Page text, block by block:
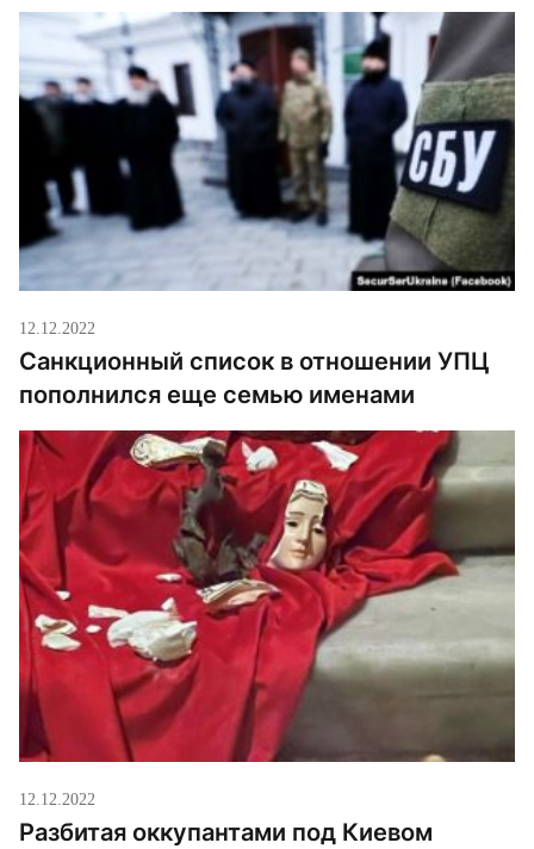
12.12.2022
Санкционный список в отношении УПЦ
пополнился еще семью именами
12.12.2022
Разбитая оккупантами под Киевом